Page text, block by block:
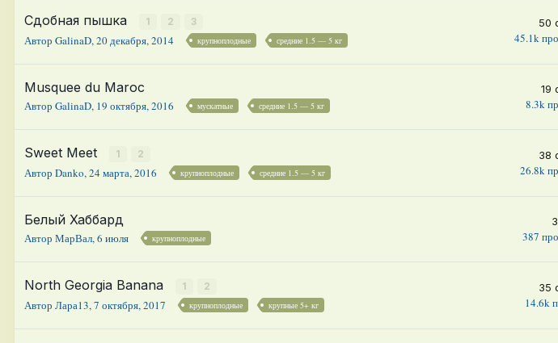
Сдобная пышка 1 2 3
АвторGalinaD,20 декабря, 2014 крупноплодные средние 1.5 — 5 кг
50
45.1k
Musquee du Maroc
АвторGalinaD, 19 октября, 2016 мускатные средние 1.5 — 5 кг
19
8.3k
Sweet Meet 1 2
АвторDanko,24 марта, 2016 крупноплодные средние 1.5 — 5 кг
38
26.8k
Белый Хаббард
АвторМарВал,6 июля крупноплодные
3
387
North Georgia Banana 1 2
АвторЛара13,7 октября, 2017 крупноплодные крупные 5+ кг
35
14.6k